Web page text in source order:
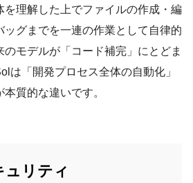
を理解した上でファイルの作成・編
ッグまでを一連の作業として自律的
モデルが「コード補完」にとどま
は「開発プロセス全体の自動化」
質的な違いです。
ュリティ